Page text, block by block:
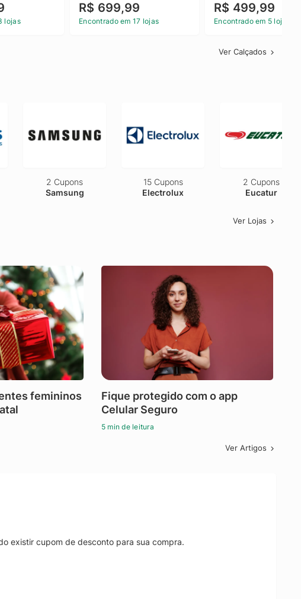
lojas
R$ 699,99
Encontrado em 17 lojas
R$ 499,99
Encontrado em 5 lojas
Ver Calçados
2 Cupons
Samsung
15 Cupons
Electrolux
2 Cupons
Eucatur
Ver Lojas
femininos
Fique protegido com o app
Celular Seguro
5 min de leitura
Ver Artigos
existir cupom de desconto para sua compra.